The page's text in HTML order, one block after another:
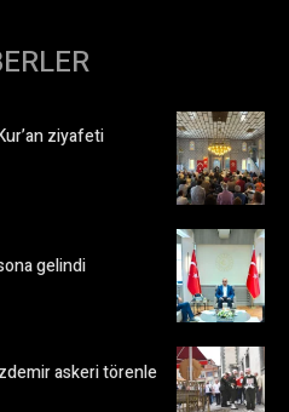
ziyafeti
gelindi
askeri törenle